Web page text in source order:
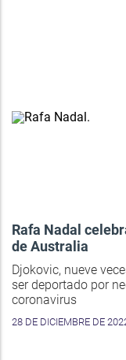
Rafa Nadal
de Australia
Djokovic, nueve
ser deportado por
coronavirus
28 DE DICIEMBRE DE